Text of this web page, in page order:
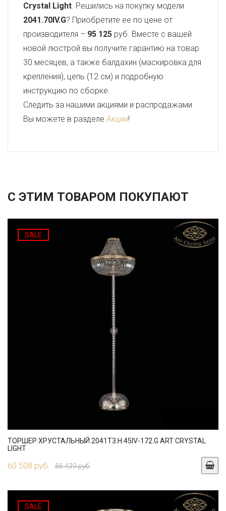
Crystal Light. Решились на покупку модели
2041.70IV.G? Приобретите ее по цене от
производителя – 95 125 руб. Вместе с вашей
новой люстрой вы получите гарантию на товар
30 месяцев, а также балдахин (маскировка для
крепления), цепь (12 см) и подробную
инструкцию по сборке.
Следить за нашими акциями и распродажами
Вы можете в разделе Акции!
С ЭТИМ ТОВАРОМ ПОКУПАЮТ
SALE
ТОРШЕР ХРУСТАЛЬНЫЙ 2041T3.H.45IV-172.G ART CRYSTAL
LIGHT
60 508 руб. 86 439 руб.
SALE